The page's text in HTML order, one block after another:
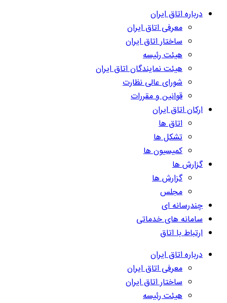
درباره اتاق ایران
معرفی اتاق ایران
ساختار اتاق ایران
هیئت رئیسه
هیئت نمایندگان اتاق ایران
شورای عالی نظارت
قوانین و مقررات
ارکان اتاق ایران
اتاق ها
تشکل ها
کمیسیون ها
گزارش ها
گزارش ها
مجلس
چندرسانه ای
سامانه های خدماتی
ارتباط با اتاق
درباره اتاق ایران
معرفی اتاق ایران
ساختار اتاق ایران
هیئت رئیسه